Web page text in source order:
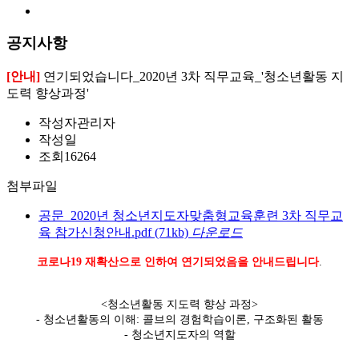
공지사항
[안내] 연기되었습니다_2020년 3차 직무교육_'청소년활동 지
도력 향상과정'
작성자관리자
작성일
조회 16264
첨부파일
공문_2020년 청소년지도자맞춤형교육훈련 3차 직무교
육 참가신청안내.pdf (71kb) 다운로드
코로나19 재확산으로 인하여 연기되었음을 안내드립니다.
<청소년활동 지도력 향상 과정>
- 청소년활동의 이해: 콜브의 경험학습이론, 구조화된 활동
- 청소년지도자의 역할